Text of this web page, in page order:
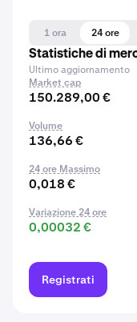
1 ora 24 ore
Statistiche di
Ultimo aggiornamento
Market cap
150.289,00 €
Volume
136,66 €
24 ore Massimo
0,018 €
Variazione 24 ore
0,00032 €
Registrati